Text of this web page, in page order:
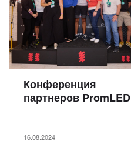
Конференция
партнеров PromLED
16.08.2024